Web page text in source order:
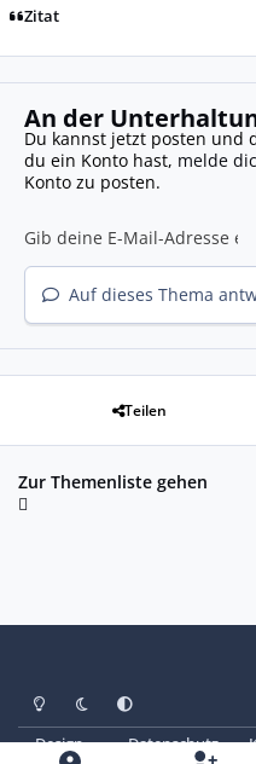
Zitat
An der
Du kannst jetzt posten und
du ein Konto hast, melde
Konto zu posten.
Auf dieses Thema
Teilen
Zur Themenliste gehen
Heller ModusDunkler Modus
Systemeinstellung
Design Datenschutz